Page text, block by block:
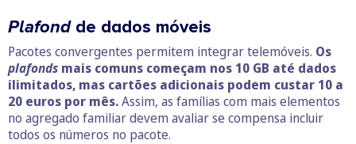
Plafond de dados móveis
Pacotes convergentes permitem integrar telemóveis. Os
plafonds mais comuns começam nos 10 GB até dados
ilimitados, mas cartões adicionais podem custar 10 a
20 euros por mês.Assim, as famílias com mais elementos
no agregado familiar devem avaliar se compensa incluir
todos os números no pacote.